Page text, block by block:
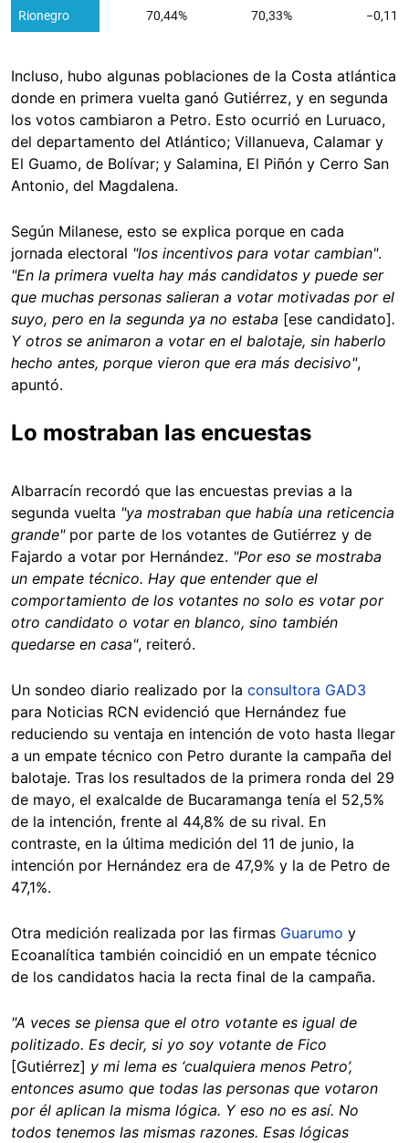
Incluso, hubo algunas poblaciones de la Costa atlántica
donde en primera vuelta ganó Gutiérrez, y en segunda
los votos cambiaron a Petro. Esto ocurrió en Luruaco,
del departamento del Atlántico; Villanueva, Calamar y
El Guamo, de Bolívar; y Salamina, El Piñón y Cerro San
Antonio, del Magdalena.
Según Milanese, esto se explica porque en cada
jornada electoral "los incentivos para votar cambian".
"En la primera vuelta hay más candidatos y puede ser
que muchas personas salieran a votar motivadas por el
suyo, pero en la segunda ya no estaba [ese candidato].
Y otros se animaron a votar en el balotaje, sin haberlo
hecho antes, porque vieron que era más decisivo",
apuntó.
Lo mostraban las encuestas
Albarracín recordó que las encuestas previas a la
segunda vuelta "ya mostraban que había una reticencia
grande"por parte de los votantes de Gutiérrez y de
Fajardo a votar por Hernández. "Por eso se mostraba
un empate técnico. Hay que entender que el
comportamiento de los votantes no solo es votar por
otro candidato o votar en blanco, sino también
quedarse en casa", reiteró.
Un sondeo diario realizado por la consultora GAD3
para Noticias RCN evidenció que Hernández fue
reduciendo su ventaja en intención de voto hasta llegar
a un empate técnico con Petro durante la campaña del
balotaje. Tras los resultados de la primera ronda del 29
de mayo, el exalcalde de Bucaramanga tenía el 52,5%
de la intención, frente al 44,8% de su rival. En
contraste, en la última medición del 11 de junio, la
intención por Hernández era de 47,9% y la de Petro de
47,1%.
Otra medición realizada por las firmas Guarumo y
Ecoanalítica también coincidió en un empate técnico
de los candidatos hacia la recta final de la campaña.
"A veces se piensa que el otro votante es igual de
politizado. Es decir, si yo soy votante de Fico
[Gutiérrez] y mi lema es ‘cualquiera menos Petro’,
entonces asumo que todas las personas que votaron
por él aplican la misma lógica. Y eso no es así. No
todos tenemos las mismas razones. Esas lógicas